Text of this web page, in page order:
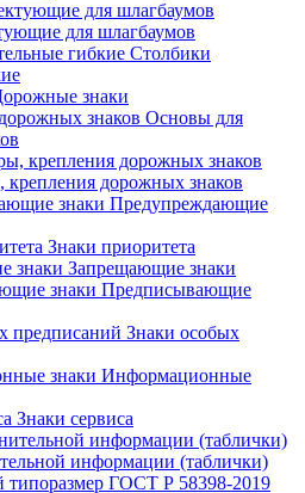
для шлагбаумов
Столбики
знаки
Основы для
дорожных знаков
Предупреждающие
Знаки приоритета
Запрещающие знаки
Предписывающие
Знаки особых
Информационные
Знаки сервиса
информации (таблички)